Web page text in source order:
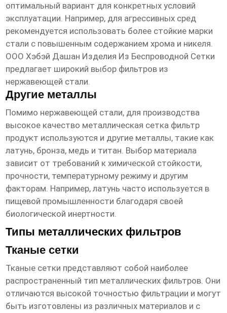
оптимальный вариант для конкретных условий
эксплуатации. Например, для агрессивных сред
рекомендуется использовать более стойкие марки
стали с повышенным содержанием хрома и никеля.
ООО Хэбэй Дашан Изделия Из Беспроводной Сетки
предлагает широкий выбор фильтров из
нержавеющей стали.
Другие металлы
Помимо нержавеющей стали, для производства
высокое качество металлическая сетка фильтр
продукт используются и другие металлы, такие как
латунь, бронза, медь и титан. Выбор материала
зависит от требований к химической стойкости,
прочности, температурному режиму и другим
факторам. Например, латунь часто используется в
пищевой промышленности благодаря своей
биологической инертности.
Типы металлических фильтров
Тканые сетки
Тканые сетки представляют собой наиболее
распространенный тип металлических фильтров. Они
отличаются высокой точностью фильтрации и могут
быть изготовлены из различных материалов и с